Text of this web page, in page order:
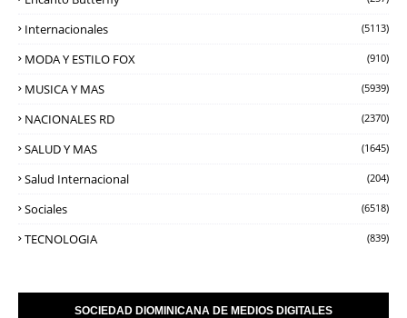
Internacionales (5113)
MODA Y ESTILO FOX (910)
MUSICA Y MAS (5939)
NACIONALES RD (2370)
SALUD Y MAS (1645)
Salud Internacional (204)
Sociales (6518)
TECNOLOGIA (839)
SOCIEDAD DIOMINICANA DE MEDIOS DIGITALES